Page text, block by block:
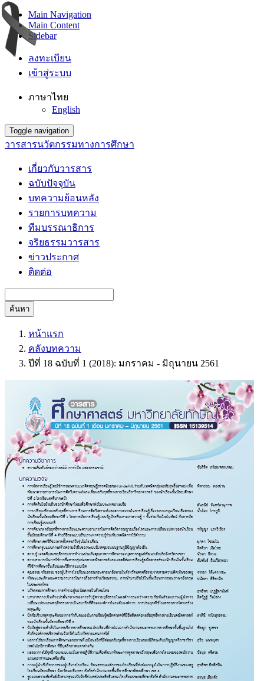
Main Navigation
Main Content
Sidebar
ลงทะเบียน
เข้าสู่ระบบ
ภาษาไทย
English
Toggle navigation
วารสารนวัตกรรมทางการศึกษา
เกี่ยวกับวารสาร
ฉบับปัจจุบัน
บทความย้อนหลัง
รายการบทความ
ทีมบรรณาธิการ
จริยธรรมวารสาร
ข่าวประกาศ
ติดต่อ
ค้นหา
หน้าแรก
คลังบทความ
ปีที่ 18 ฉบับที่ 1 (2018): มกราคม - มิถุนายน 2561